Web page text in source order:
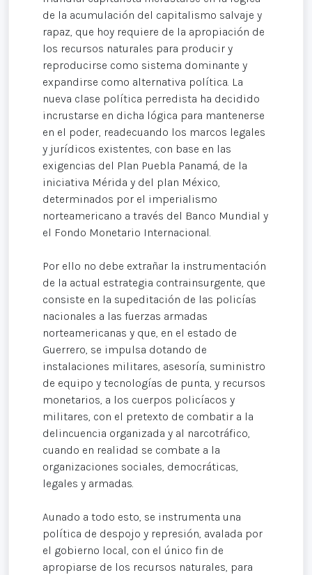
de la acumulación del capitalismo salvaje y
rapaz, que hoy requiere de la apropiación de
los recursos naturales para producir y
reproducirse como sistema dominante y
expandirse como alternativa política. La
nueva clase política perredista ha decidido
incrustarse en dicha lógica para mantenerse
en el poder, readecuando los marcos legales
y jurídicos existentes, con base en las
exigencias del Plan Puebla Panamá, de la
iniciativa Mérida y del plan México,
determinados por el imperialismo
norteamericano a través del Banco Mundial y
el Fondo Monetario Internacional.
Por ello no debe extrañar la instrumentación
de la actual estrategia contrainsurgente, que
consiste en la supeditación de las policías
nacionales a las fuerzas armadas
norteamericanas y que, en el estado de
Guerrero, se impulsa dotando de
instalaciones militares, asesoría, suministro
de equipo y tecnologías de punta, y recursos
monetarios, a los cuerpos policíacos y
militares, con el pretexto de combatir a la
delincuencia organizada y al narcotráfico,
cuando en realidad se combate a la
organizaciones sociales, democráticas,
legales y armadas.
Aunado a todo esto, se instrumenta una
política de despojo y represión, avalada por
el gobierno local, con el único fin de
apropiarse de los recursos naturales, para